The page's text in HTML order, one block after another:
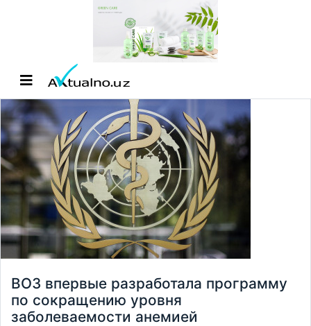
ВОЗ впервые разработала программу
по сокращению уровня
заболеваемости анемией